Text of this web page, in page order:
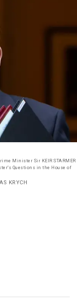
Minister Sir KEIR STARMER
Questions in the House of
KRYCH